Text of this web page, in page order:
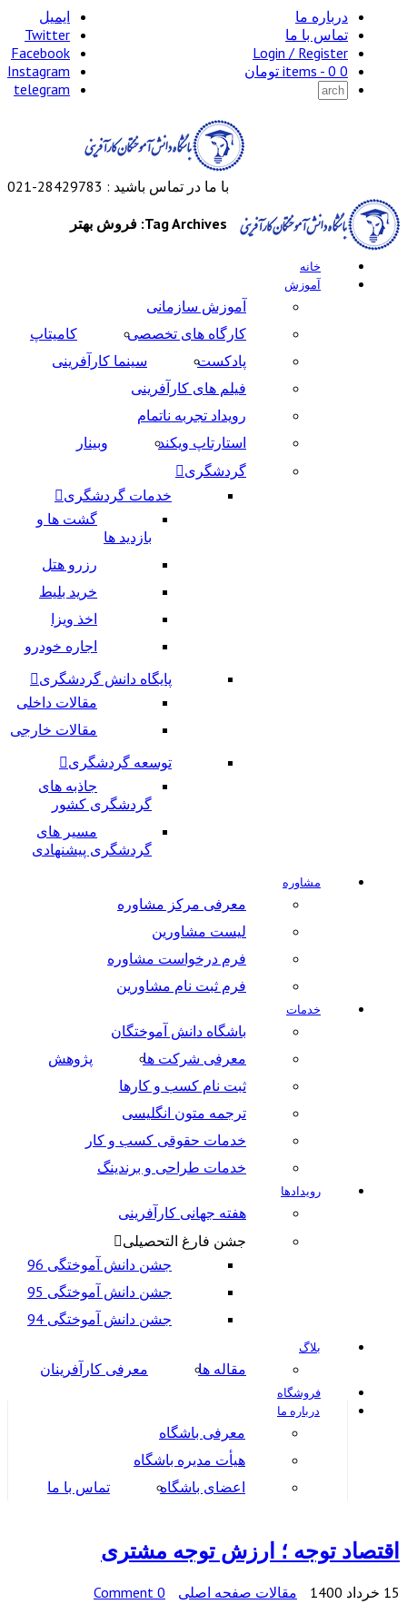
درباره ما
تماس با ما
Login / Register
0 items -
0 تومان
ایمیل
Twitter
Facebook
Instagram
telegram
با ما در تماس باشید : 28429783-021
خانه
آموزش
آموزش سازمانی
کارگاه های تخصصی
کامیتاپ
پادکست
سینما کارآفرینی
فیلم های کارآفرینی
رویداد تجربه ناتمام
استارتاپ ویکند
وبینار
گردشگری
خدمات گردشگری
گشت ها و
بازدید ها
رزرو هتل
خرید بلیط
اخذ ویزا
اجاره خودرو
پایگاه دانش گردشگری
مقالات داخلی
مقالات خارجی
توسعه گردشگری
جاذبه های
گردشگری کشور
مسیر های
گردشگری پیشنهادی
مشاوره
معرفی مرکز مشاوره
لیست مشاورین
فرم درخواست مشاوره
فرم ثبت نام مشاورین
خدمات
باشگاه دانش آموختگان
معرفی شرکت ها
پژوهش
ثبت نام کسب و کارها
ترجمه متون انگلیسی
خدمات حقوقی کسب و کار
خدمات طراحی و برندینگ
رویدادها
هفته جهانی کارآفرینی
جشن فارغ التحصیلی
جشن دانش آموختگی 96
جشن دانش آموختگی 95
جشن دانش آموختگی 94
بلاگ
مقاله ها معرفی کارآفرینان
فروشگاه
درباره ما
معرفی باشگاه
هیأت مدیره باشگاه
اعضای باشگاه
تماس با ما
Tag Archives: فروش بهتر
اقتصاد توجه ؛ ارزش توجه مشتری
15 خرداد 1400 مقالات صفحه اصلی
0 Comment